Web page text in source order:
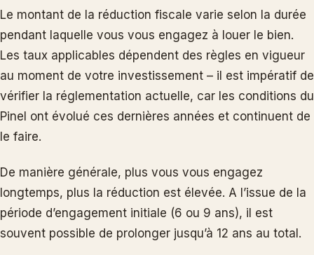
Le montant de la réduction fiscale varie selon la durée
pendant laquelle vous vous engagez à louer le bien.
Les taux applicables dépendent des règles en vigueur
au moment de votre investissement – il est impératif de
vérifier la réglementation actuelle, car les conditions du
Pinel ont évolué ces dernières années et continuent de
le faire.
De manière générale, plus vous vous engagez
longtemps, plus la réduction est élevée. A l’issue de la
période d’engagement initiale (6 ou 9 ans), il est
souvent possible de prolonger jusqu’à 12 ans au total.